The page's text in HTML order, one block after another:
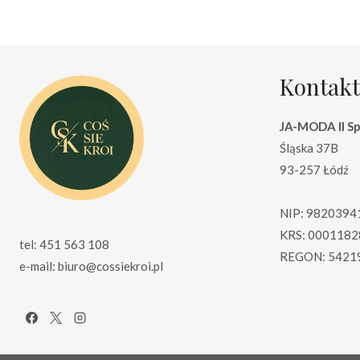
tel: 451 563 108
e-mail: biuro@cossiekroi.pl
Kontakt
JA-MODA II
Śląska 37B
93-257 Łódź
NIP:
KRS:
REGON: